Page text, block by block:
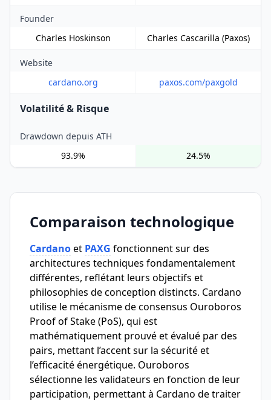
Founder
Charles Hoskinson
Charles Cascarilla (Paxos)
Website
cardano.org
paxos.com/paxgold
Volatilité & Risque
Drawdown depuis ATH
93.9%
24.5%
Comparaison technologique
Cardanoet PAXG fonctionnent sur des
architectures techniques fondamentalement
différentes, reflétant leurs objectifs et
philosophies de conception distincts. Cardano
utilise le mécanisme de consensus Ouroboros
Proof of Stake (PoS), qui est
mathématiquement prouvé et évalué par des
pairs, mettant l’accent sur la sécurité et
l’efficacité énergétique. Ouroboros
sélectionne les validateurs en fonction de leur
participation, permettant à Cardano de traiter